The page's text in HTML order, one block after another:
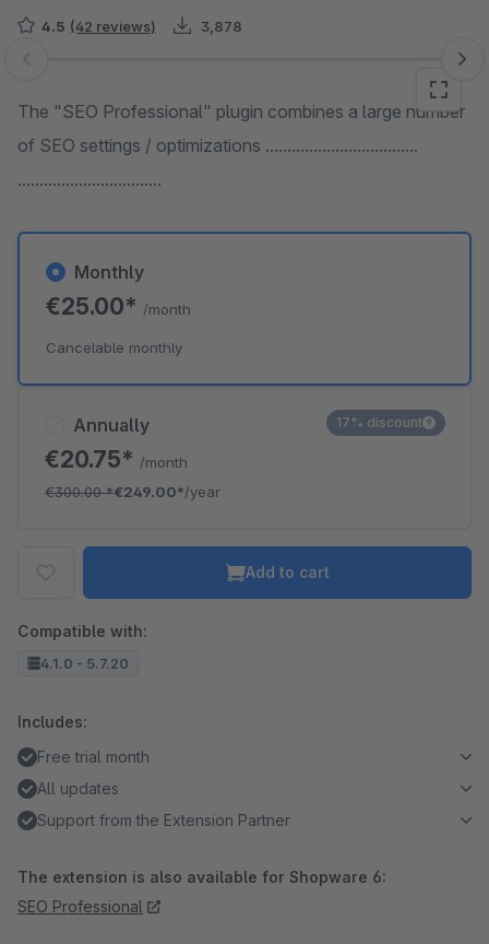
4.5 (42 reviews) 3,878
Skip image gallery
The "SEO Professional" plugin combines a large number
of SEO settings / optimizations ...................................
.................................
Annually
€20.75* /month
€300.00*€249.00*/year
17% discount
Monthly
€25.00* /month
Cancelable monthly
Add to cart
Compatible with:
4.1.0 - 5.7.20
Includes:
Free trial month
All updates
Support from the Extension Partner
The extension is also available for Shopware 6:
SEO Professional